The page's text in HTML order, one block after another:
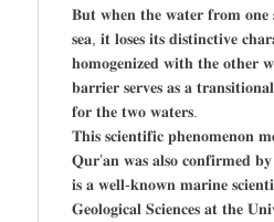
𝐁𝐮𝐭 𝐰𝐡𝐞𝐧 𝐭𝐡𝐞 𝐰𝐚𝐭𝐞𝐫 𝐟𝐫𝐨𝐦 𝐨𝐧𝐞
𝐬𝐞𝐚, 𝐢𝐭 𝐥𝐨𝐬𝐞𝐬 𝐢𝐭𝐬 𝐝𝐢𝐬𝐭𝐢𝐧𝐜𝐭𝐢𝐯𝐞
𝐡𝐨𝐦𝐨𝐠𝐞𝐧𝐢𝐳𝐞𝐝 𝐰𝐢𝐭𝐡 𝐭𝐡𝐞 𝐨𝐭𝐡𝐞𝐫
𝐛𝐚𝐫𝐫𝐢𝐞𝐫 𝐬𝐞𝐫𝐯𝐞𝐬 𝐚𝐬 𝐚
𝐟𝐨𝐫 𝐭𝐡𝐞 𝐭𝐰𝐨 𝐰𝐚𝐭𝐞𝐫𝐬.
𝐓𝐡𝐢𝐬 𝐬𝐜𝐢𝐞𝐧𝐭𝐢𝐟𝐢𝐜 𝐩𝐡𝐞𝐧𝐨𝐦𝐞𝐧𝐨𝐧
𝐐𝐮𝐫’𝐚𝐧 𝐰𝐚𝐬 𝐚𝐥𝐬𝐨 𝐜𝐨𝐧𝐟𝐢𝐫𝐦𝐞𝐝
𝐢𝐬 𝐚 𝐰𝐞𝐥𝐥-𝐤𝐧𝐨𝐰𝐧 𝐦𝐚𝐫𝐢𝐧𝐞
𝐆𝐞𝐨𝐥𝐨𝐠𝐢𝐜𝐚𝐥 𝐒𝐜𝐢𝐞𝐧𝐜𝐞𝐬 𝐚𝐭 𝐭𝐡𝐞